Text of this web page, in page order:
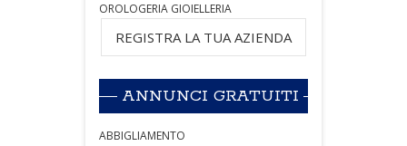
OROLOGERIA GIOIELLERIA
REGISTRA LA TUA AZIENDA
ANNUNCI GRATUITI
ABBIGLIAMENTO